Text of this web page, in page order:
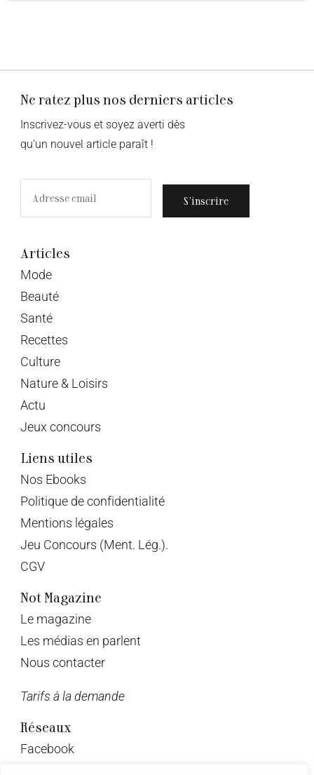
Ne ratez plus nos derniers articles
Inscrivez-vous et soyez averti dès
qu’un nouvel article paraît !
S’inscrire
Articles
Mode
Beauté
Santé
Recettes
Culture
Nature & Loisirs
Actu
Jeux concours
Liens utiles
Nos Ebooks
Politique de confidentialité
Mentions légales
Jeu Concours (Ment. Lég.).
CGV
Not Magazine
Le magazine
Les médias en parlent
Nous contacter
Tarifs à la demande
Réseaux
Facebook